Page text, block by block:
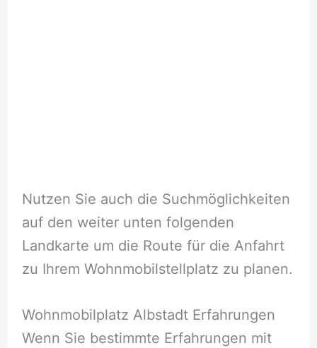
Nutzen Sie auch die Suchmöglichkeiten
auf den weiter unten folgenden
Landkarte um die Route für die Anfahrt
zu Ihrem Wohnmobilstellplatz zu planen.
Wohnmobilplatz Albstadt Erfahrungen
Wenn Sie bestimmte Erfahrungen mit